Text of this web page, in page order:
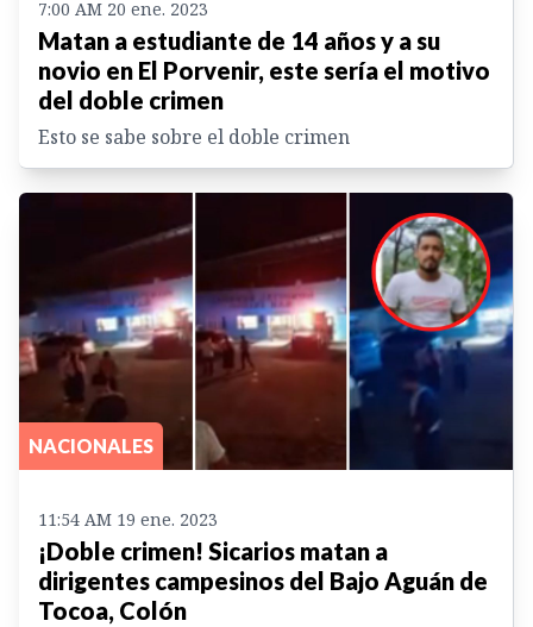
7:00 AM 20 ene. 2023
Matan a estudiante de 14 años y a su
novio en El Porvenir, este sería el motivo
del doble crimen
Esto se sabe sobre el doble crimen
NACIONALES
11:54 AM 19 ene. 2023
¡Doble crimen! Sicarios matan a
dirigentes campesinos del Bajo Aguán de
Tocoa, Colón